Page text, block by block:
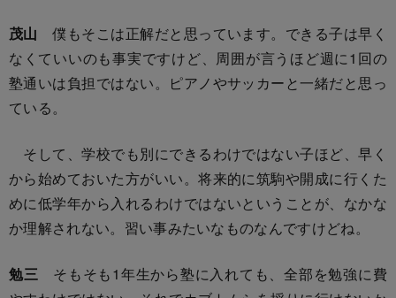
茂山 僕もそこは正解だと思っています。できる子は早く
なくていいのも事実ですけど、周囲が言うほど週に1回の
塾通いは負担ではない。ピアノやサッカーと一緒だと思っ
ている。
そして、学校でも別にできるわけではない子ほど、早く
から始めておいた方がいい。将来的に筑駒や開成に行くた
めに低学年から入れるわけではないということが、なかな
か理解されない。習い事みたいなものなんですけどね。
勉三 そもそも1年生から塾に入れても、全部を勉強に費